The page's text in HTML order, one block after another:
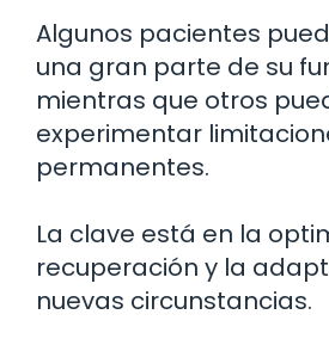
Algunos pacientes
una gran parte de su
mientras que otros
experimentar
permanentes.
La clave está en la
recuperación y la
nuevas circunstancias.